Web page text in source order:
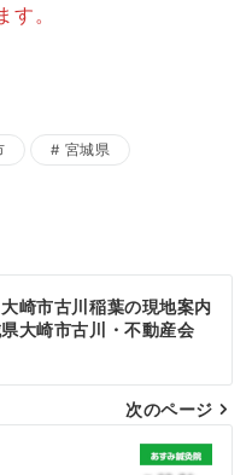
。
宮城県
崎市古川稲葉の現地案内
大崎市古川・不動産会
次のページ